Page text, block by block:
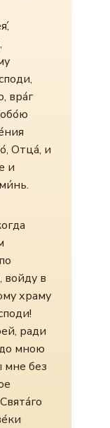
вра́г
Отца́, и
и
войду в
храму
ради
мною
мне без